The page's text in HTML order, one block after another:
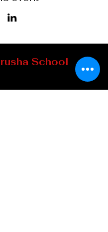
School
(Qc) J0S 1G0, Québec
:450-601-4169